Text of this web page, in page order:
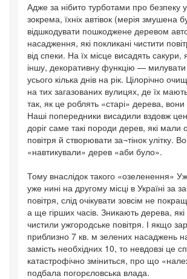
Адже за нібито турботами про безпеку
зокрема, їхніх автівок (мерія змушена
відшкодувати пошкоджене деревом
насадження, які покликані чистити
від спеки. На їх місце висадять сакури,
іншу, декоративну функцію — милувати
усього кілька днів на рік. Цілорічно
на тих загазованих вулицях, де їх
так, як це роблять «старі» дерева,
Наші попередники висадили вздовж
доріг саме такі породи дерев, які мали
повітря й створювати за¬тінок улітку.
«навтикували» дерев «аби було».
Тому внаслідок такого «озеленення»
уже нині на другому місці в Україні за
повітря, слід очікувати зовсім не
а ще гірших часів. Зникають дерева, які
чистили ужгородське повітря. І якщо
приблизно 7 кв. м зелених насаджень
замість необхідних 10, то невдовзі це
катастрофічно зміниться, про що
подбала погорєловська влада.